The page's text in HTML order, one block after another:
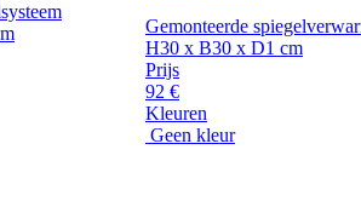
Gemonteerde
H30 x B30 x D1 cm
Prijs
92 €
Kleuren
Geen kleur